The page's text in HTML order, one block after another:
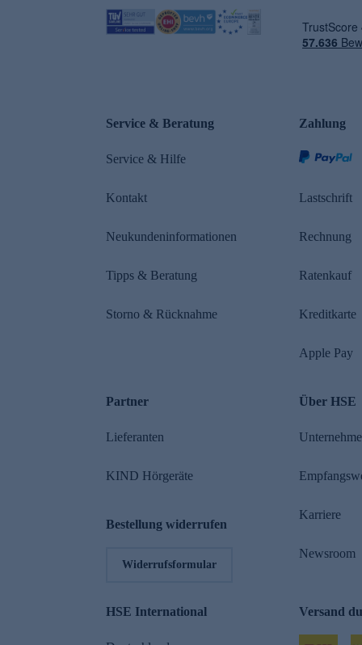
Service & Beratung
Service & Hilfe
Kontakt
Neukundeninformationen
Tipps & Beratung
Storno & Rücknahme
Zahlung
Lastschrift
Rechnung
Ratenkauf
Kreditkarte
Apple Pay
Partner
Lieferanten
KIND Hörgeräte
Bestellung widerrufen
Widerrufsformular
Über HSE
Karriere
Newsroom
HSE International Versand